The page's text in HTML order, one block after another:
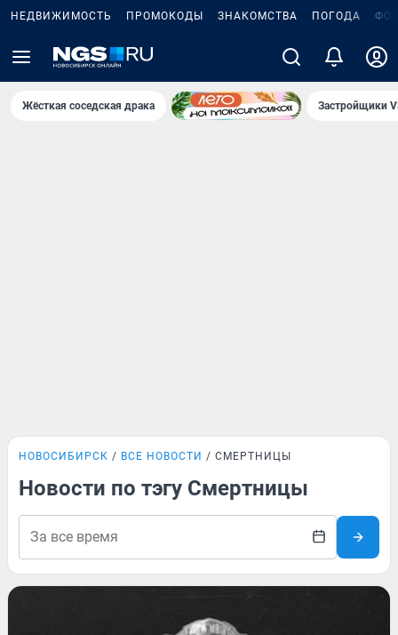
НЕДВИЖИМОСТЬ ПРОМОКОДЫ ЗНАКОМСТВА ПОГОДА
Жёсткая соседская драка Застройщики
НОВОСИБИРСК ВСЕ НОВОСТИ СМЕРТНИЦЫ
Новости по тэгу Смертницы